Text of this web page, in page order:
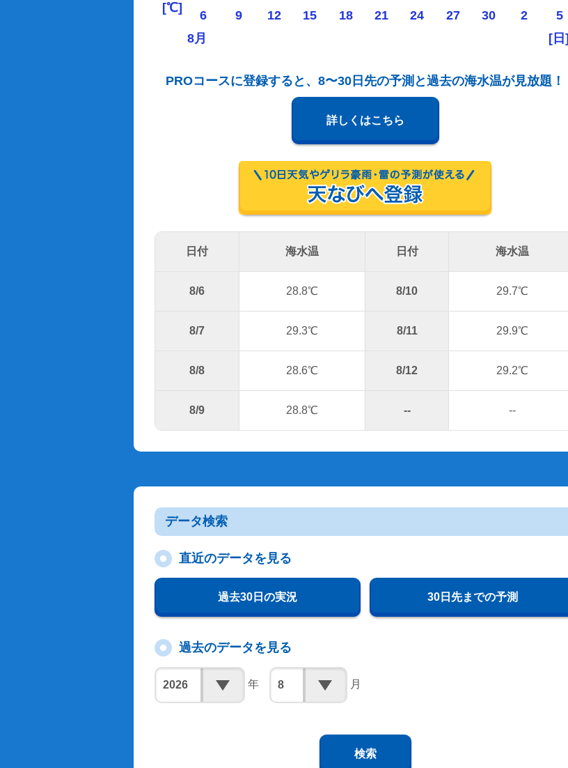
6 9 12 15 18 21 24 27 30 2 5
[日]
[℃]
8月
PROコースに登録すると、8〜30日先の予測と過去の海水温が見放題！
詳しくはこちら
日付 海水温 日付 海水温
8/6 28.8℃ 8/10 29.7℃
8/7 29.3℃ 8/11 29.9℃
8/8 28.6℃ 8/12 29.2℃
8/9 28.8℃ -- --
データ検索
直近のデータを見る
過去30日の実況 30日先までの予測
過去のデータを見る
年 月
検索